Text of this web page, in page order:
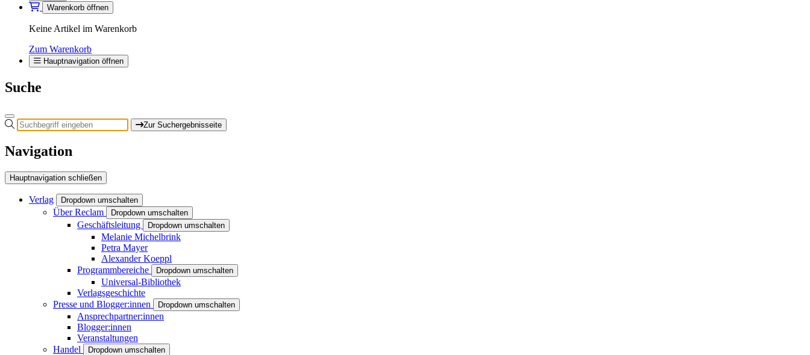
Warenkorb öffnen
Keine Artikel im Warenkorb
Zum Warenkorb
Hauptnavigation öffnen
Suche
Zur Suchergebnisseite
Navigation
Hauptnavigation schließen
Verlag Dropdown umschalten
Über Reclam Dropdown umschalten
Geschäftsleitung Dropdown umschalten
Melanie Michelbrink
Petra Mayer
Alexander Koeppl
Programmbereiche
Dropdown umschalten
Universal-Bibliothek
Verlagsgeschichte
Presse und Blogger:innen
Dropdown umschalten
Ansprechpartner:innen
Blogger:innen
Veranstaltungen
Handel
Dropdown umschalten